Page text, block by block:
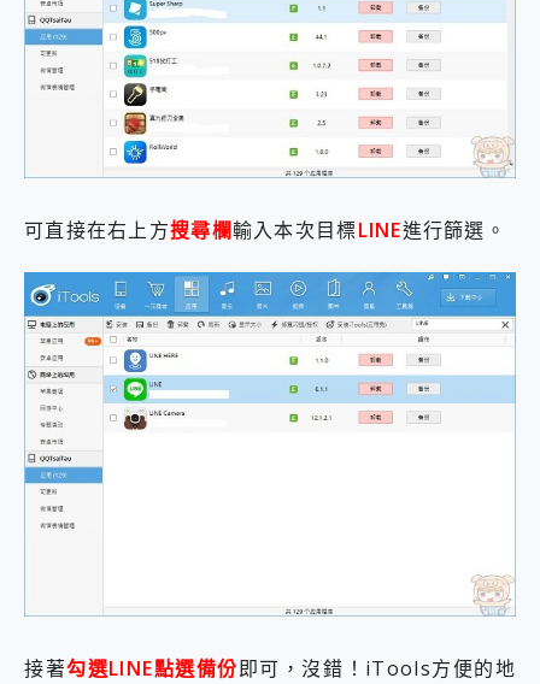
可直接在右上方搜尋欄輸入本次目標LINE進行篩選。
接著勾選LINE點選備份即可，沒錯！iTools方便的地